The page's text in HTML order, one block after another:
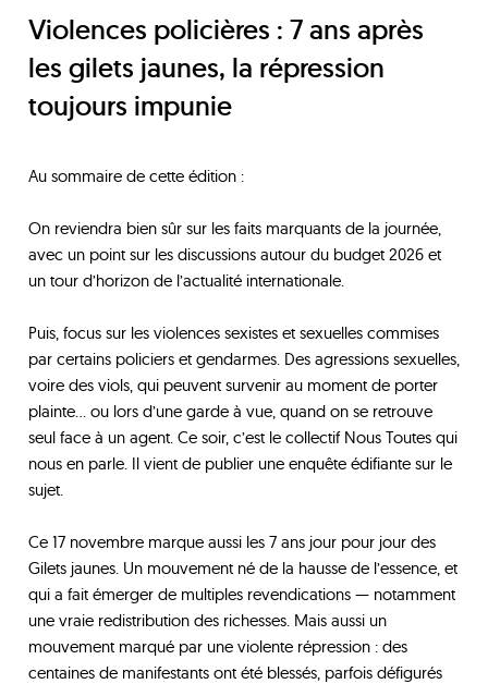
Violences policières : 7 ans après
les gilets jaunes, la répression
toujours impunie
Au sommaire de cette édition :
On reviendra bien sûr sur les faits marquants de la journée,
avec un point sur les discussions autour du budget 2026 et
un tour d’horizon de l’actualité internationale.
Puis, focus sur les violences sexistes et sexuelles commises
par certains policiers et gendarmes. Des agressions sexuelles,
voire des viols, qui peuvent survenir au moment de porter
plainte… ou lors d’une garde à vue, quand on se retrouve
seul face à un agent. Ce soir, c’est le collectif Nous Toutes qui
nous en parle. Il vient de publier une enquête édifiante sur le
sujet.
Ce 17 novembre marque aussi les 7 ans jour pour jour des
Gilets jaunes. Un mouvement né de la hausse de l’essence, et
qui a fait émerger de multiples revendications — notamment
une vraie redistribution des richesses. Mais aussi un
mouvement marqué par une violente répression : des
centaines de manifestants ont été blessés, parfois défigurés